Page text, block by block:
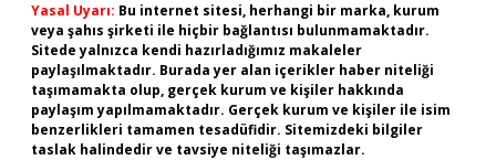
Yasal Uyarı: Bu internet sitesi, herhangi bir marka, kurum
veya şahıs şirketi ile hiçbir bağlantısı bulunmamaktadır.
Sitede yalnızca kendi hazırladığımız makaleler
paylaşılmaktadır. Burada yer alan içerikler haber niteliği
taşımamakta olup, gerçek kurum ve kişiler hakkında
paylaşım yapılmamaktadır. Gerçek kurum ve kişiler ile isim
benzerlikleri tamamen tesadüfidir. Sitemizdeki bilgiler
taslak halindedir ve tavsiye niteliği taşımazlar.